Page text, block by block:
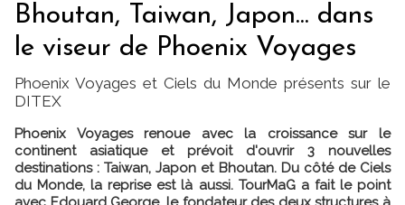
Bhoutan, Taiwan, Japon... dans
le viseur de Phoenix Voyages
Phoenix Voyages et Ciels du Monde présents sur le
DITEX
Phoenix Voyages renoue avec la croissance sur le
continent asiatique et prévoit d'ouvrir 3 nouvelles
destinations : Taiwan, Japon et Bhoutan. Du côté de Ciels
du Monde, la reprise est là aussi. TourMaG a fait le point